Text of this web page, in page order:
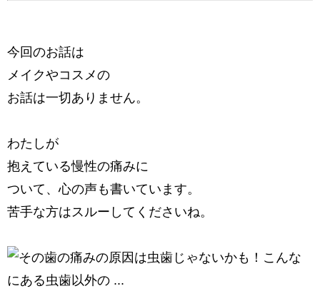
今回のお話は
メイクやコスメの
お話は一切ありません。
わたしが
抱えている慢性の痛みに
ついて、心の声も書いています。
苦手な方はスルーしてくださいね。